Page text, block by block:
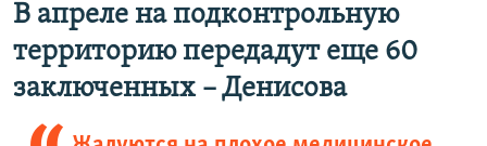
В апреле на подконтрольную
территорию передадут еще 60
заключенных – Денисова